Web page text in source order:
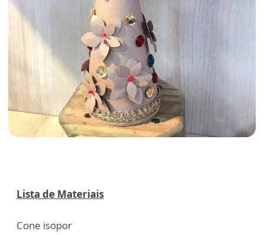
Lista de Materiais
Cone isopor